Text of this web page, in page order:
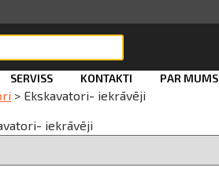
SERVISS KONTAKTI PAR MUMS
> Ekskavatori- iekrāvēji
iekrāvēji